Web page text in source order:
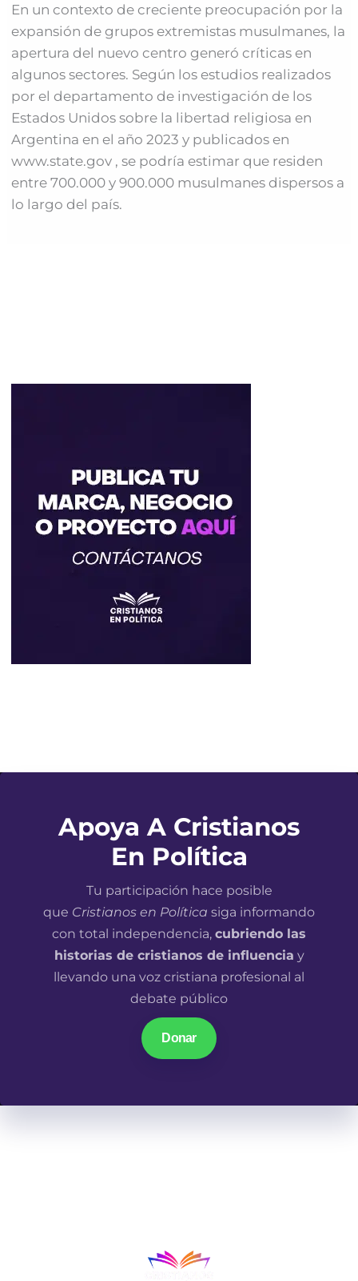
En un contexto de creciente preocupación por la
expansión de grupos extremistas musulmanes, la
apertura del nuevo centro generó críticas en
algunos sectores. Según los estudios realizados
por el departamento de investigación de los
Estados Unidos sobre la libertad religiosa en
Argentina en el año 2023 y publicados en
www.state.gov , se podría estimar que residen
entre 700.000 y 900.000 musulmanes dispersos a
lo largo del país.
Apoya A Cristianos
En Política
Tu participación hace posible
que Cristianos en Política siga informando
con total independencia, cubriendo las
historias de cristianos de influencia y
llevando una voz cristiana profesional al
debate público
Donar